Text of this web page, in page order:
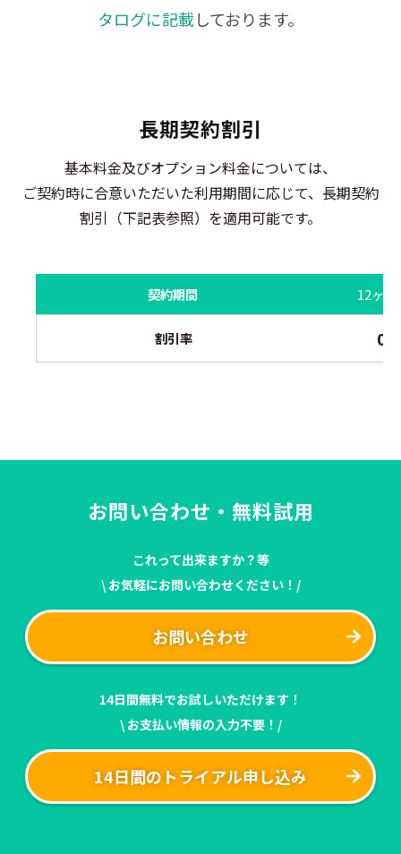
タログに記載しております。
長期契約割引
基本料金及びオプション料金については、
ご契約時に合意いただいた利用期間に応じて、長期契約
割引（下記表参照）を適用可能です。
契約期間 12ヶ月
割引率 0
お問い合わせ・無料試用
これって出来ますか？等
\ お気軽にお問い合わせください！/
お問い合わせ
14日間無料でお試しいただけます！
\ お支払い情報の入力不要！/
14日間のトライアル申し込み